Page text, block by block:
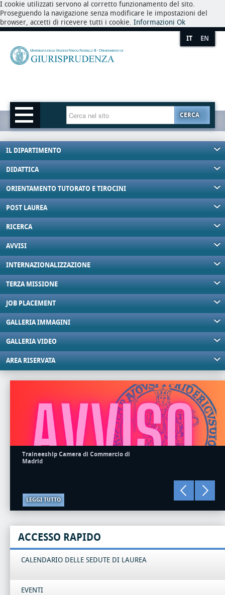
I cookie utilizzati servono al corretto funzionamento del sito.
Proseguendo la navigazione senza modificare le impostazioni del
browser, accetti di ricevere tutti i cookie. Informazioni Ok
IT EN
CERCA
IL DIPARTIMENTO
DIDATTICA
ORIENTAMENTO TUTORATO E TIROCINI
POST LAUREA
RICERCA
AVVISI
INTERNAZIONALIZZAZIONE
TERZA MISSIONE
JOB PLACEMENT
GALLERIA IMMAGINI
GALLERIA VIDEO
AREA RISERVATA
Traineeship Camera di Commercio di
Madrid
LEGGI TUTTO
ACCESSO RAPIDO
CALENDARIO DELLE SEDUTE DI LAUREA
EVENTI